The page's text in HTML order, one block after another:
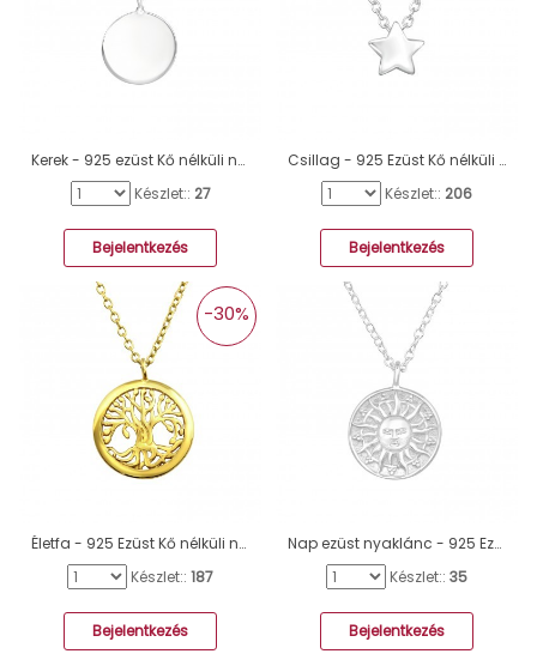
Kerek - 925 ezüst Kő nélküli nyakláncok A4S38276
Készlet:: 27
Bejelentkezés
Csillag - 925 Ezüst Kő nélküli nyakláncok A4S17741
Készlet:: 206
Bejelentkezés
Életfa - 925 Ezüst Kő nélküli nyakláncok A4S36731
-30%
Készlet:: 187
Bejelentkezés
Nap ezüst nyaklánc - 925 Ezüst Kő Nélküli Nyakláncok A4S46722
Készlet:: 35
Bejelentkezés